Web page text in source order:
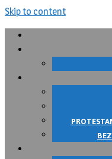
Skip to content